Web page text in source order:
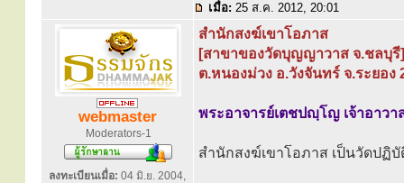
เมื่อ: 25 ส.ค. 2012, 20:01
webmaster
Moderators-1
ลงทะเบียนเมื่อ: 04 มิ.ย. 2004,
สำนักสงฆ์เขาโอภาส
[สาขาของวัดบุญญาวาส จ.ชลบุรี]
ต.หนองม่วง อ.วังจันทร์ จ.ระยอง
พระอาจารย์เตชปญฺโญ เจ้าอาวา
สำนักสงฆ์เขาโอภาส เป็นวัดปฏิ